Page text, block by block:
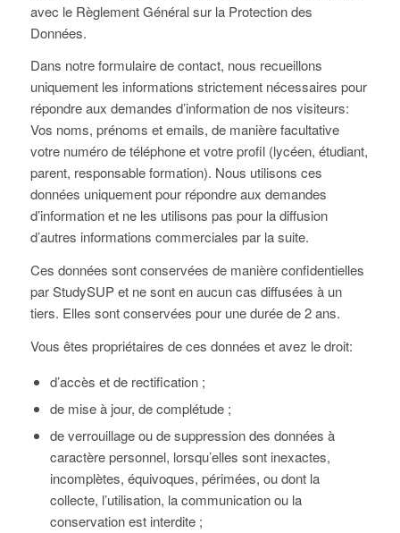
avec le Règlement Général sur la Protection des
Données.
Dans notre formulaire de contact, nous recueillons
uniquement les informations strictement nécessaires pour
répondre aux demandes d’information de nos visiteurs:
Vos noms, prénoms et emails, de manière facultative
votre numéro de téléphone et votre profil (lycéen, étudiant,
parent, responsable formation). Nous utilisons ces
données uniquement pour répondre aux demandes
d’information et ne les utilisons pas pour la diffusion
d’autres informations commerciales par la suite.
Ces données sont conservées de manière confidentielles
par StudySUP et ne sont en aucun cas diffusées à un
tiers. Elles sont conservées pour une durée de 2 ans.
Vous êtes propriétaires de ces données et avez le droit:
d’accès et de rectification ;
de mise à jour, de complétude ;
de verrouillage ou de suppression des données à
caractère personnel, lorsqu’elles sont inexactes,
incomplètes, équivoques, périmées, ou dont la
collecte, l’utilisation, la communication ou la
conservation est interdite ;